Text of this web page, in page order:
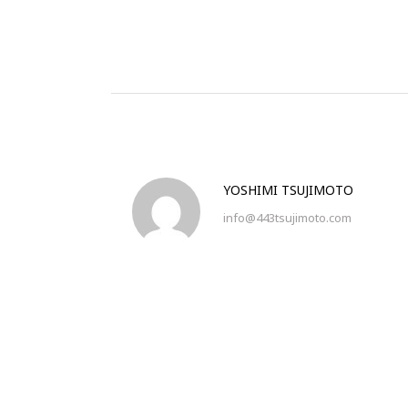
YOSHIMI TSUJIMOTO
info@443tsujimoto.com